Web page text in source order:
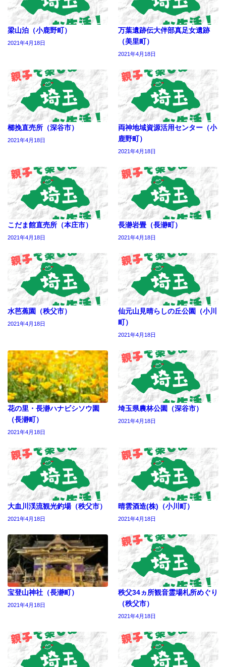
梁山泊（小鹿野町）
2021年4月18日
万葉遺跡伝大伴部真足女遺跡
（美里町）
2021年4月18日
櫛挽直売所（深谷市）
2021年4月18日
両神地域資源活用センター（小
鹿野町）
2021年4月18日
こだま館直売所（本庄市）
2021年4月18日
長瀞岩畳（長瀞町）
2021年4月18日
水芭蕉園（秩父市）
2021年4月18日
仙元山見晴らしの丘公園（小川
町）
2021年4月18日
花の里・長瀞ハナビシソウ園
（長瀞町）
2021年4月18日
埼玉県農林公園（深谷市）
2021年4月18日
大血川渓流観光釣場（秩父市）
2021年4月18日
晴雲酒造(株)（小川町）
2021年4月18日
宝登山神社（長瀞町）
2021年4月18日
秩父34ヵ所観音霊場札所めぐり
（秩父市）
2021年4月18日